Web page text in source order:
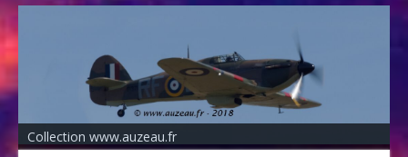
Collection www.auzeau.fr